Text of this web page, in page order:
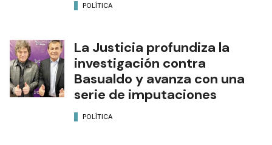
POLÍTICA
La Justicia profundiza la
investigación contra
Basualdo y avanza con una
serie de imputaciones
POLÍTICA